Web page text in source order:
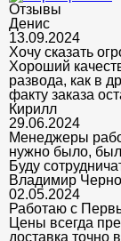
Отзывы
Денис
13.09.2024
Хочу сказать
Хороший
развода, как в
факту заказа
Кирилл
29.06.2024
Менеджеры
нужно было,
Буду
Владимир
02.05.2024
Работаю с
Цены всегда
доставка точно